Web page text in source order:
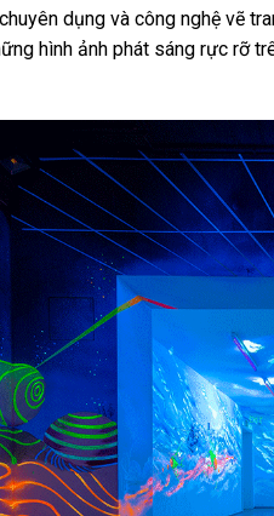
dụng và công nghệ vẽ
hình ảnh phát sáng rực rỡ